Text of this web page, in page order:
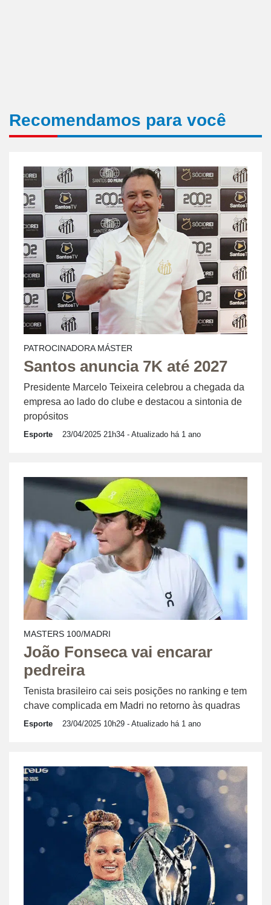
Recomendamos para você
PATROCINADORA MÁSTER
Santos anuncia 7K até 2027
Presidente Marcelo Teixeira celebrou a chegada da
empresa ao lado do clube e destacou a sintonia de
propósitos
Esporte 23/04/2025 21h34 - Atualizado há 1 ano
MASTERS 100/MADRI
João Fonseca vai encarar
pedreira
Tenista brasileiro cai seis posições no ranking e tem
chave complicada em Madri no retorno às quadras
Esporte 23/04/2025 10h29 - Atualizado há 1 ano